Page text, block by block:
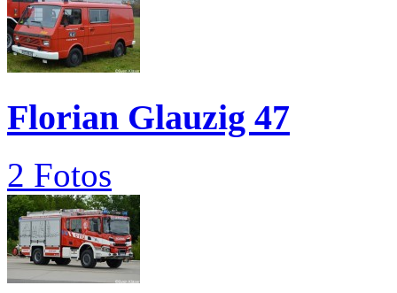
Florian Glauzig 47
2 Fotos